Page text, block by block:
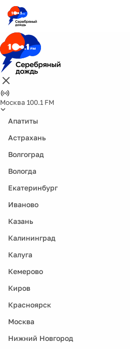
Москва 100.1 FM
Апатиты
Астрахань
Волгоград
Вологда
Екатеринбург
Иваново
Казань
Калининград
Калуга
Кемерово
Киров
Красноярск
Москва
Нижний Новгород